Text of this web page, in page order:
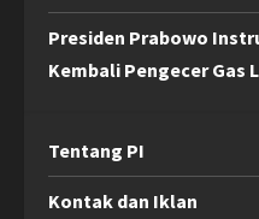
Presiden Prabowo
Kembali Pengecer Gas
Tentang PI
Kontak dan Iklan